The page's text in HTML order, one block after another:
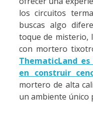
los circuitos
buscas algo
toque de misterio,
con mortero
ThematicLand
en construir
mortero de alta
un ambiente único